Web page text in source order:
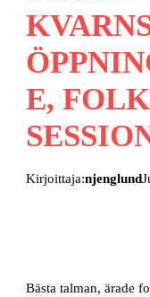
E,
Kirjoittaja:njenglund
Bästa talman, ärade